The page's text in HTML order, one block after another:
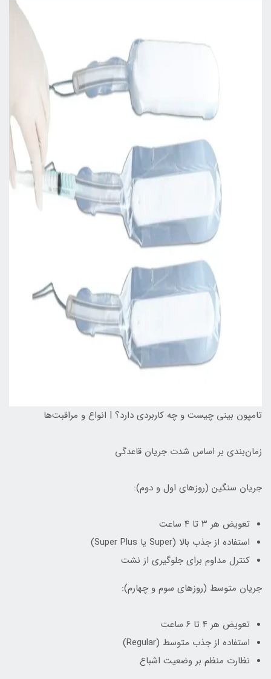
تامپون بینی چیست و چه کاربردی دارد؟ | انواع و مراقبت‌ها
زمان‌بندی بر اساس شدت جریان قاعدگی
جریان سنگین (روزهای اول و دوم):
تعویض هر ۳ تا ۴ ساعت
استفاده از جذب بالا (Super یا Super Plus)
کنترل مداوم برای جلوگیری از نشت
جریان متوسط (روزهای سوم و چهارم):
تعویض هر ۴ تا ۶ ساعت
استفاده از جذب متوسط (Regular)
نظارت منظم بر وضعیت اشباع